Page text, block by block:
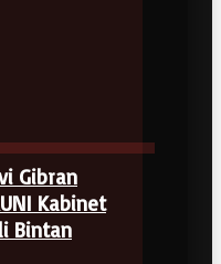
Gibran
Kabinet
Bintan